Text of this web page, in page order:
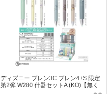
ディズニー ブレン3C ブレン4+S 限定
第2弾 W280 什器セットA (KO)【無く